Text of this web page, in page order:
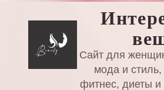
Сайт для
мода и стиль,
фитнес, диеты и